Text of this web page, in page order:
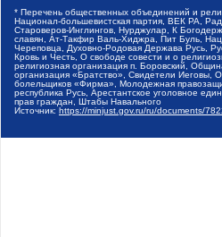
* Перечень общественных объединений и
Национал-большевистская партия, ВЕК РА,
Староверов-Инглингов, Нурджулар, К
славян, Ат-Такфир Валь-Хиджра, Пит Буль,
Череповца, Духовно-Родовая Держава Русь,
Кровь и Честь, О свободе совести и о
религиозная организация п. Боровский,
организация «Братство», Свидетели Иеговы,
болельщиков «Фирма», Молодежная
республика Русь, Арестантское уголовное
прав граждан, Штабы Навального
Источник: https://minjust.gov.ru/ru/documents/